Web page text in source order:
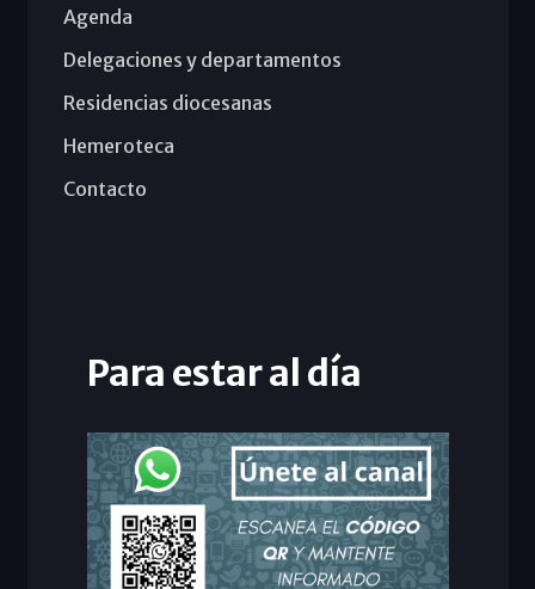
Agenda
Delegaciones y departamentos
Residencias diocesanas
Hemeroteca
Contacto
Para estar al día